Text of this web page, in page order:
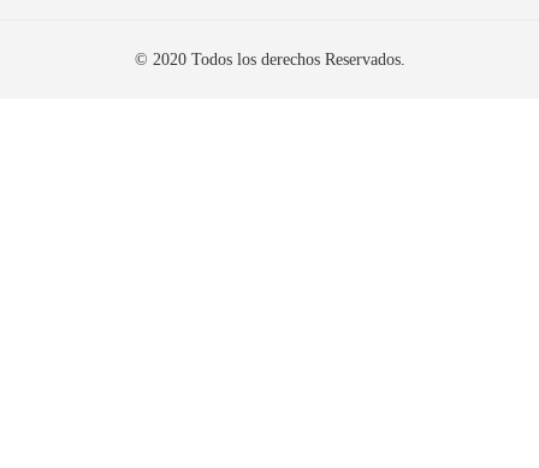
© 2020 Todos los derechos Reservados.